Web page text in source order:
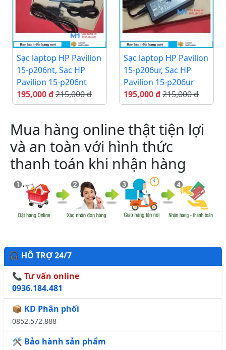
Sạc laptop HP Pavilion
15-p206nt, Sạc HP
Pavilion 15-p206nt
195,000 đ215,000 đ
Sạc laptop HP Pavilion
15-p206ur, Sạc HP
Pavilion 15-p206ur
195,000 đ215,000 đ
Mua hàng online thật tiện lợi
và an toàn với hình thức
thanh toán khi nhận hàng
🎧 HỖ TRỢ 24/7
📞 Tư vấn online
0936.184.481
📦 KD Phân phối
0852.572.888
🛠️ Bảo hành sản phẩm